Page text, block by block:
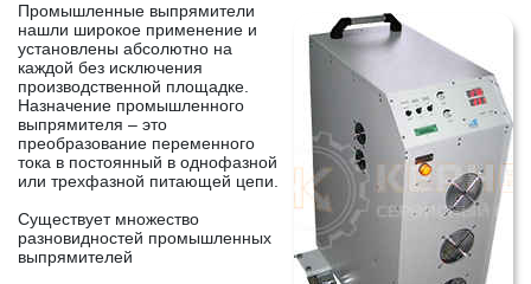
Промышленные выпрямители
нашли широкое применение и
установлены абсолютно на
каждой без исключения
производственной площадке.
Назначение промышленного
выпрямителя – это
преобразование переменного
тока в постоянный в однофазной
или трехфазной питающей цепи.
Существует множество
разновидностей промышленных
выпрямителей